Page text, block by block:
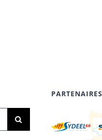
PARTENAIRES